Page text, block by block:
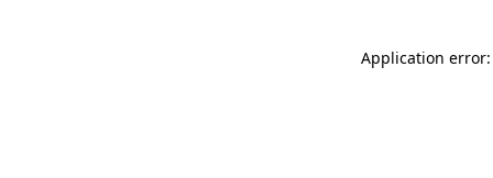
Application